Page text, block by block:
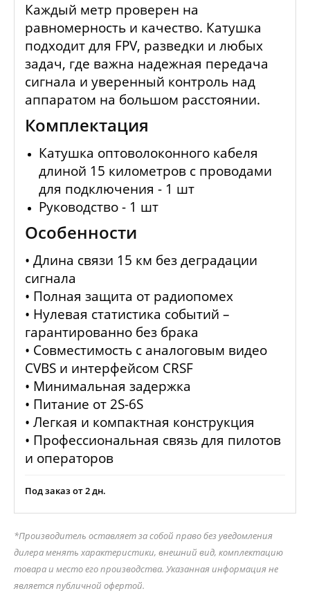
Каждый метр проверен на
равномерность и качество. Катушка
подходит для FPV, разведки и любых
задач, где важна надежная передача
сигнала и уверенный контроль над
аппаратом на большом расстоянии.
Комплектация
Катушка оптоволоконного кабеля
длиной 15 километров с проводами
для подключения - 1 шт
Руководство - 1 шт
Особенности
• Длина связи 15 км без деградации
сигнала
• Полная защита от радиопомех
• Нулевая статистика событий –
гарантированно без брака
• Совместимость с аналоговым видео
CVBS и интерфейсом CRSF
• Минимальная задержка
• Питание от 2S-6S
• Легкая и компактная конструкция
• Профессиональная связь для пилотов
и операторов
Под заказ от 2 дн.
*Производитель оставляет за собой право без уведомления
дилера менять характеристики, внешний вид, комплектацию
товара и место его производства. Указанная информация не
является публичной офертой.